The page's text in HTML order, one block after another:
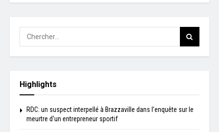
Highlights
RDC: un suspect interpellé à Brazzaville dans l’enquête sur le
meurtre d'un entrepreneur sportif